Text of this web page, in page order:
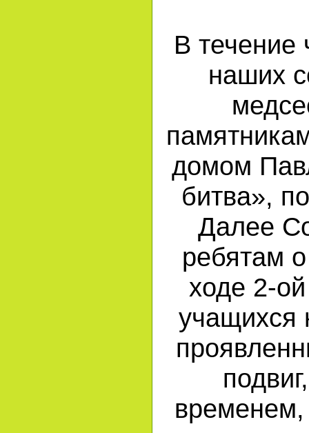
В течение
наших
домом
битва»,
Далее
ребятам
ходе 2-
учащихся
временем,